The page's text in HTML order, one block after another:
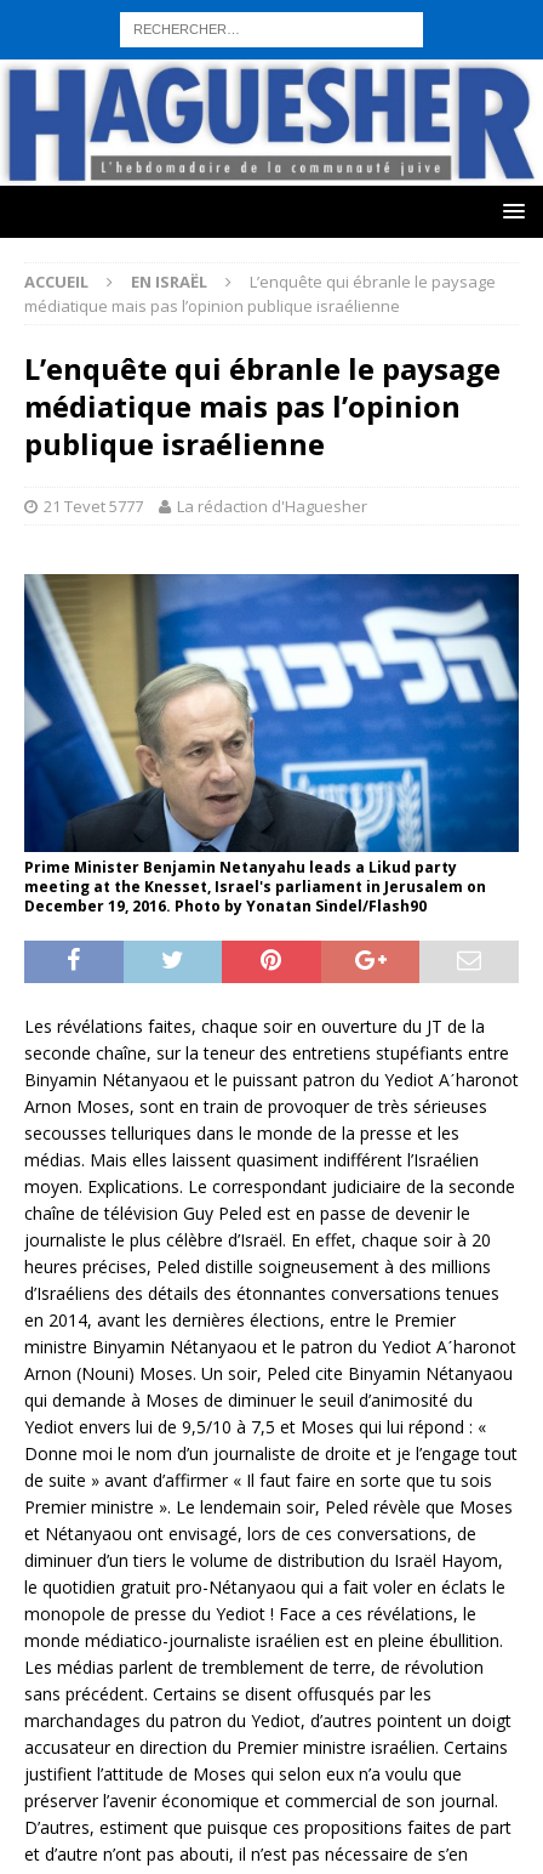
sohbet hattı numarası seks hattı numara istanbul escort bayanlar
sohbet hattı numaralar seks hattı numaralar"
numaraları sohbet hattı sex hattı telefonda seks numara sıcak sex
sohbet hattı canlı sohbet hatları sohbet numaraları
ucuz
sex sohbet hattı numaraları
yeni casino siteleri
ACCUEIL EN ISRAËL
L’enquête qui ébranle le paysage
médiatique mais pas l’opinion publique israélienne
L’enquête qui ébranle le paysage
médiatique mais pas l’opinion
publique israélienne
21 Tevet 5777 La rédaction d'Haguesher
Prime Minister Benjamin Netanyahu leads a Likud party
meeting at the Knesset, Israel's parliament in Jerusalem on
December 19, 2016. Photo by Yonatan Sindel/Flash90
Les révélations faites, chaque soir en ouverture du JT de la
seconde chaîne, sur la teneur des entretiens stupéfiants entre
Binyamin Nétanyaou et le puissant patron du Yediot Aˊharonot
Arnon Moses, sont en train de provoquer de très sérieuses
secousses telluriques dans le monde de la presse et les
médias. Mais elles laissent quasiment indifférent l’Israélien
moyen. Explications. Le correspondant judiciaire de la seconde
chaîne de télévision Guy Peled est en passe de devenir le
journaliste le plus célèbre d’Israël. En effet, chaque soir à 20
heures précises, Peled distille soigneusement à des millions
d’Israéliens des détails des étonnantes conversations tenues
en 2014, avant les dernières élections, entre le Premier
ministre Binyamin Nétanyaou et le patron du Yediot Aˊharonot
Arnon (Nouni) Moses. Un soir, Peled cite Binyamin Nétanyaou
qui demande à Moses de diminuer le seuil d’animosité du
Yediot envers lui de 9,5/10 à 7,5 et Moses qui lui répond : «
Donne moi le nom d’un journaliste de droite et je l’engage tout
de suite » avant d’affirmer « Il faut faire en sorte que tu sois
Premier ministre ». Le lendemain soir, Peled révèle que Moses
et Nétanyaou ont envisagé, lors de ces conversations, de
diminuer d’un tiers le volume de distribution du Israël Hayom,
le quotidien gratuit pro-Nétanyaou qui a fait voler en éclats le
monopole de presse du Yediot ! Face a ces révélations, le
monde médiatico-journaliste israélien est en pleine ébullition.
Les médias parlent de tremblement de terre, de révolution
sans précédent. Certains se disent offusqués par les
marchandages du patron du Yediot, d’autres pointent un doigt
accusateur en direction du Premier ministre israélien. Certains
justifient l’attitude de Moses qui selon eux n’a voulu que
préserver l’avenir économique et commercial de son journal.
D’autres, estiment que puisque ces propositions faites de part
et d’autre n’ont pas abouti, il n’est pas nécessaire de s’en